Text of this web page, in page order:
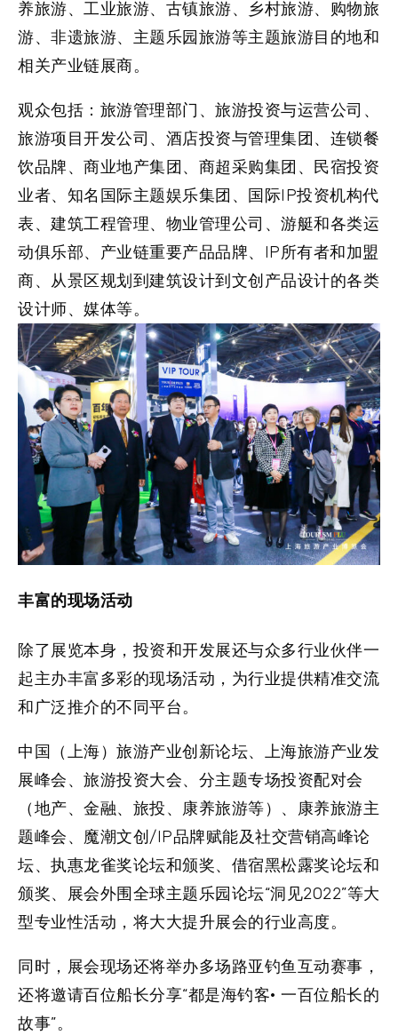
养旅游、工业旅游、古镇旅游、乡村旅游、购物旅
游、非遗旅游、主题乐园旅游等主题旅游目的地和
相关产业链展商。
观众包括：旅游管理部门、旅游投资与运营公司、
旅游项目开发公司、酒店投资与管理集团、连锁餐
饮品牌、商业地产集团、商超采购集团、民宿投资
业者、知名国际主题娱乐集团、国际IP投资机构代
表、建筑工程管理、物业管理公司、游艇和各类运
动俱乐部、产业链重要产品品牌、IP所有者和加盟
商、从景区规划到建筑设计到文创产品设计的各类
设计师、媒体等。
丰富的现场活动
除了展览本身，投资和开发展还与众多行业伙伴一
起主办丰富多彩的现场活动，为行业提供精准交流
和广泛推介的不同平台。
中国（上海）旅游产业创新论坛、上海旅游产业发
展峰会、旅游投资大会、分主题专场投资配对会
（地产、金融、旅投、康养旅游等）、康养旅游主
题峰会、魔潮文创/IP品牌赋能及社交营销高峰论
坛、执惠龙雀奖论坛和颁奖、借宿黑松露奖论坛和
颁奖、展会外围全球主题乐园论坛“洞见2022”等大
型专业性活动，将大大提升展会的行业高度。
同时，展会现场还将举办多场路亚钓鱼互动赛事，
还将邀请百位船长分享“都是海钓客· 一百位船长的
故事”。